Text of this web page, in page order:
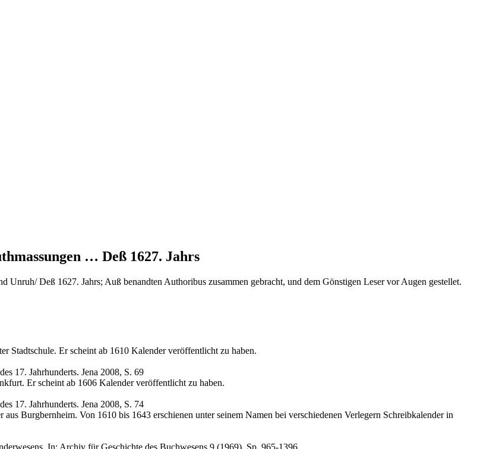
… Deß 1627. Jahrs
Deß 1627. Jahrs; Auß benandten Authoribus zusammen gebracht, und dem Gönstigen Leser vor Augen gestellet.
Stadtschule. Er scheint ab 1610 Kalender veröffentlicht zu haben.
17. Jahrhunderts. Jena 2008, S. 69
Er scheint ab 1606 Kalender veröffentlicht zu haben.
17. Jahrhunderts. Jena 2008, S. 74
Burgbernheim. Von 1610 bis 1643 erschienen unter seinem Namen bei verschiedenen Verlegern Schreibkalender in